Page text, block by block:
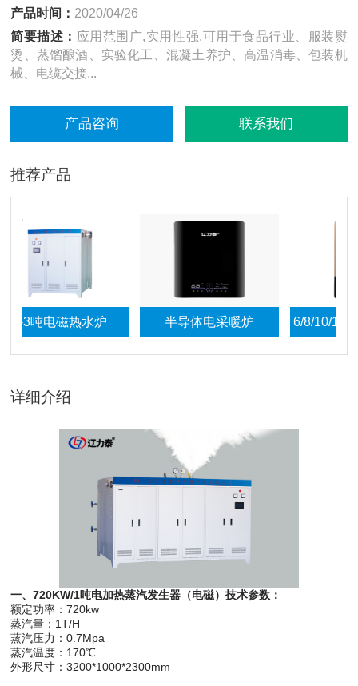
产品时间： 2020/04/26
简要描述： 应用范围广,实用性强,可用于食品行业、服装熨
烫、蒸馏酿酒、实验化工、混凝土养护、高温消毒、包装机
械、电缆交接...
产品咨询 联系我们
推荐产品
电磁热水炉 半导体电采暖炉 6/8/10/12kw家用
采暖
详细介绍
一、720KW/1吨电加热蒸汽发生器（电磁）技术参数：
额定功率：720kw
蒸汽量：1T/H
蒸汽压力：0.7Mpa
蒸汽温度：170℃
外形尺寸：3200*1000*2300mm